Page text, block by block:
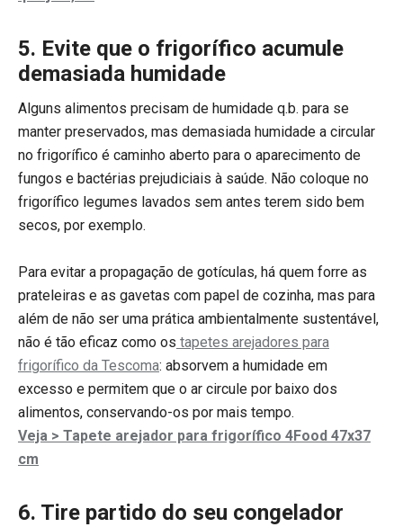
5. Evite que o frigorífico acumule
demasiada humidade
Alguns alimentos precisam de humidade q.b. para se
manter preservados, mas demasiada humidade a circular
no frigorífico é caminho aberto para o aparecimento de
fungos e bactérias prejudiciais à saúde. Não coloque no
frigorífico legumes lavados sem antes terem sido bem
secos, por exemplo.
Para evitar a propagação de gotículas, há quem forre as
prateleiras e as gavetas com papel de cozinha, mas para
além de não ser uma prática ambientalmente sustentável,
não é tão eficaz como os tapetes arejadores para
frigorífico da Tescoma: absorvem a humidade em
excesso e permitem que o ar circule por baixo dos
alimentos, conservando-os por mais tempo.
Veja > Tapete arejador para frigorífico 4Food 47x37
cm
6. Tire partido do seu congelador